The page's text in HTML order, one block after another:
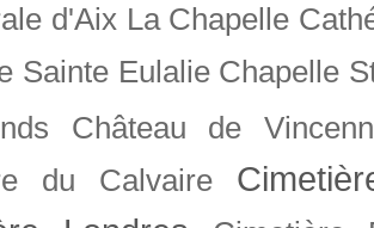
d'Aix La Chapelle
Sainte Eulalie Chapelle
Château de
du Calvaire